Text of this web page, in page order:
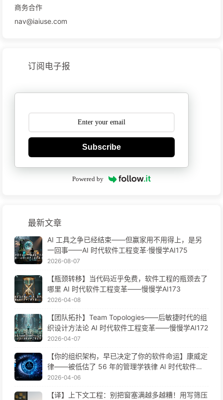
商务合作
nav@iaiuse.com
订阅电子报
Subscribe
Powered by
最新文章
AI 工具之争已经结束——但赢家用不用得上，是另
一回事——AI 时代软件工程变革·慢慢学AI175
2026-08-07
【瓶颈转移】当代码近乎免费，软件工程的瓶颈去了
哪里 AI 时代软件工程变革——慢慢学AI173
2026-04-08
【团队拓扑】Team Topologies——后敏捷时代的组
织设计方法论 AI 时代软件工程变革——慢慢学AI172
2026-04-07
【你的组织架构，早已决定了你的软件命运】康威定
律——被低估了 56 年的管理学铁律 AI 时代软件工
程变革——慢慢学AI171
2026-04-06
【译】上下文工程：别把窗塞满越多越糟！用写筛压